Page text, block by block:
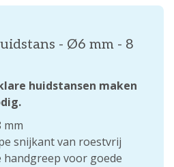
- Ø6 mm - 8
huidstansen maken
mm
snijkant van roestvrij
handgreep voor goede